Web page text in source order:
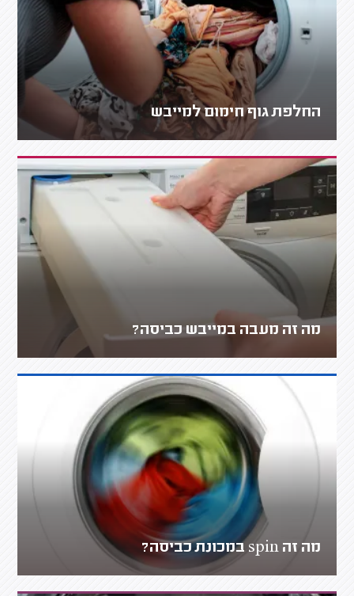
החלפת גוף חימום למייבש
מה זה מעבה במייבש כביסה?
מה זה spin במכונת כביסה?